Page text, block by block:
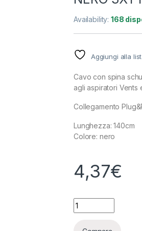
Availability:168
Aggiungi alla
Cavo con spina
agli aspiratori Vents
Collegamento
Lunghezza: 140cm
Colore: nero
4,37€
CAVO IEC PLUG